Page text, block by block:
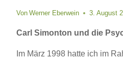
Von Werner Eberwein 3. August
Carl Simonton und die
Im März 1998 hatte ich im